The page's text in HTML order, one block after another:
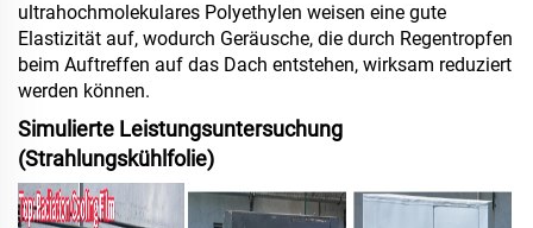
ultrahochmolekulares Polyethylen weisen eine gute
Elastizität auf, wodurch Geräusche, die durch Regentropfen
beim Auftreffen auf das Dach entstehen, wirksam reduziert
werden können.
Simulierte Leistungsuntersuchung
(Strahlungskühlfolie)